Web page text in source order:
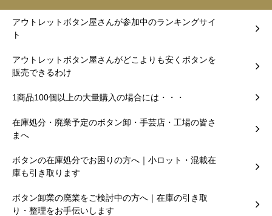
アウトレットボタン屋さんが参加中のランキングサイ
ト
アウトレットボタン屋さんがどこよりも安くボタンを
販売できるわけ
1商品100個以上の大量購入の場合には・・・
在庫処分・廃業予定のボタン卸・手芸店・工場の皆さ
まへ
ボタンの在庫処分でお困りの方へ｜小ロット・混載在
庫も引き取ります
ボタン卸業の廃業をご検討中の方へ｜在庫の引き取
り・整理をお手伝いします